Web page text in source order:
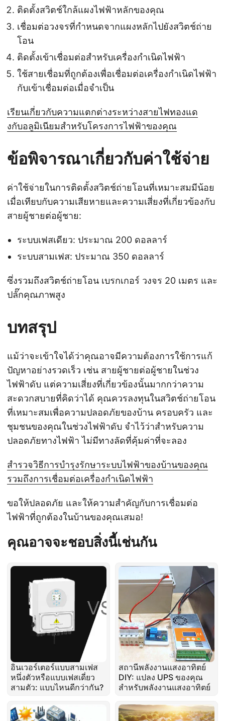
ติดตั้งสวิตช์ใกล้แผงไฟฟ้าหลักของคุณ
เชื่อมต่อวงจรที่กำหนดจากแผงหลักไปยังสวิตช์ถ่าย
โอน
ติดตั้งเข้าเชื่อมต่อสำหรับเครื่องกำเนิดไฟฟ้า
ใช้สายเชื่อมที่ถูกต้องเพื่อเชื่อมต่อเครื่องกำเนิดไฟฟ้า
กับเข้าเชื่อมต่อเมื่อจำเป็น
เรียนเกี่ยวกับความแตกต่างระหว่างสายไฟทองแด
งกับอลูมิเนียมสำหรับโครงการไฟฟ้าของคุณ
ข้อพิจารณาเกี่ยวกับค่าใช้จ่าย
ค่าใช้จ่ายในการติดตั้งสวิตช์ถ่ายโอนที่เหมาะสมมีน้อย
เมื่อเทียบกับความเสียหายและความเสี่ยงที่เกี่ยวข้องกับ
สายผู้ชายต่อผู้ชาย:
ระบบเฟสเดียว: ประมาณ 200 ดอลลาร์
ระบบสามเฟส: ประมาณ 350 ดอลลาร์
ซึ่งรวมถึงสวิตช์ถ่ายโอน เบรกเกอร์ วงจร 20 เมตร และ
ปลั๊กคุณภาพสูง
บทสรุป
แม้ว่าจะเข้าใจได้ว่าคุณอาจมีความต้องการใช้การแก้
ปัญหาอย่างรวดเร็ว เช่น สายผู้ชายต่อผู้ชายในช่วง
ไฟฟ้าดับ แต่ความเสี่ยงที่เกี่ยวข้องนั้นมากกว่าความ
สะดวกสบายที่คิดว่าได้ คุณควรลงทุนในสวิตช์ถ่ายโอน
ที่เหมาะสมเพื่อความปลอดภัยของบ้าน ครอบครัว และ
ชุมชนของคุณในช่วงไฟฟ้าดับ จำไว้ว่าสำหรับความ
ปลอดภัยทางไฟฟ้า ไม่มีทางลัดที่คุ้มค่าที่จะลอง
สำรวจวิธีการบำรุงรักษาระบบไฟฟ้าของบ้านของคุณ
รวมถึงการเชื่อมต่อเครื่องกำเนิดไฟฟ้า
ขอให้ปลอดภัย และให้ความสำคัญกับการเชื่อมต่อ
ไฟฟ้าที่ถูกต้องในบ้านของคุณเสมอ!
คุณอาจจะชอบสิ่งนี้เช่นกัน
อินเวอร์เตอร์แบบสามเฟส
หนึ่งตัวหรือแบบเฟสเดี่ยว
สามตัว: แบบไหนดีกว่ากัน?
สถานีพลังงานแสงอาทิตย์
DIY: แปลง UPS ของคุณ
สำหรับพลังงานแสงอาทิตย์